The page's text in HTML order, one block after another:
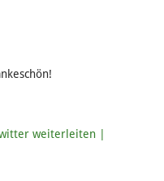
weiterleiten |